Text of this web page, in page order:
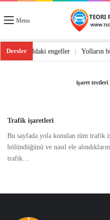
Menu
Dersler
| Yoldaki engeller Yolların
işaret testleri
Trafik işaretleri
Bu sayfada yola konulan tüm trafik
bölündüğünü ve nasıl ele
trafik…